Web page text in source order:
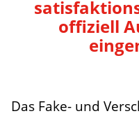
offiziell
Das Fake- und